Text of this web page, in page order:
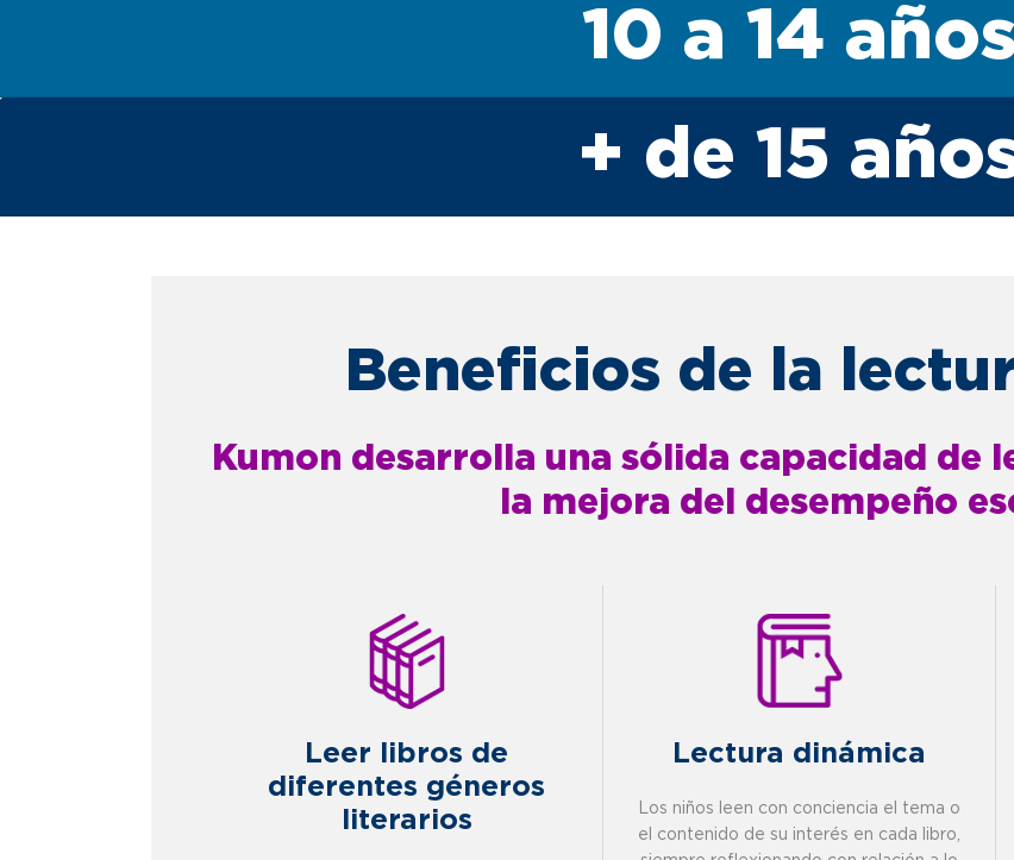
10 a 14 años
+ de 15
Beneficios de la
Kumon desarrolla una sólida capacidad de
la mejora del desempeño
Leer libros de
diferentes géneros
literarios
Lectura dinámica
Los niños leen con conciencia el tema o
el contenido de su interés en cada libro,